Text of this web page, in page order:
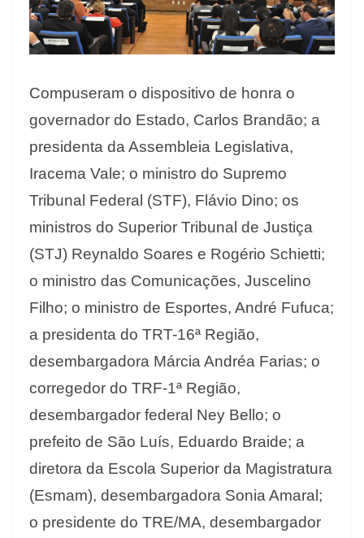
Compuseram o dispositivo de honra o
governador do Estado, Carlos Brandão; a
presidenta da Assembleia Legislativa,
Iracema Vale; o ministro do Supremo
Tribunal Federal (STF), Flávio Dino; os
ministros do Superior Tribunal de Justiça
(STJ) Reynaldo Soares e Rogério Schietti;
o ministro das Comunicações, Juscelino
Filho; o ministro de Esportes, André Fufuca;
a presidenta do TRT-16ª Região,
desembargadora Márcia Andréa Farias; o
corregedor do TRF-1ª Região,
desembargador federal Ney Bello; o
prefeito de São Luís, Eduardo Braide; a
diretora da Escola Superior da Magistratura
(Esmam), desembargadora Sonia Amaral;
o presidente do TRE/MA, desembargador